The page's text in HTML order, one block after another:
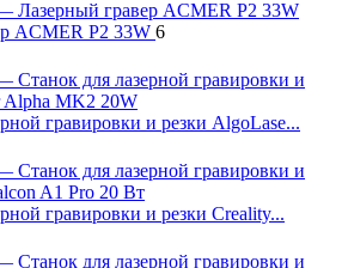
ACMER P2 33W 6
гравировки и резки AlgoLase...
гравировки и резки Creality...